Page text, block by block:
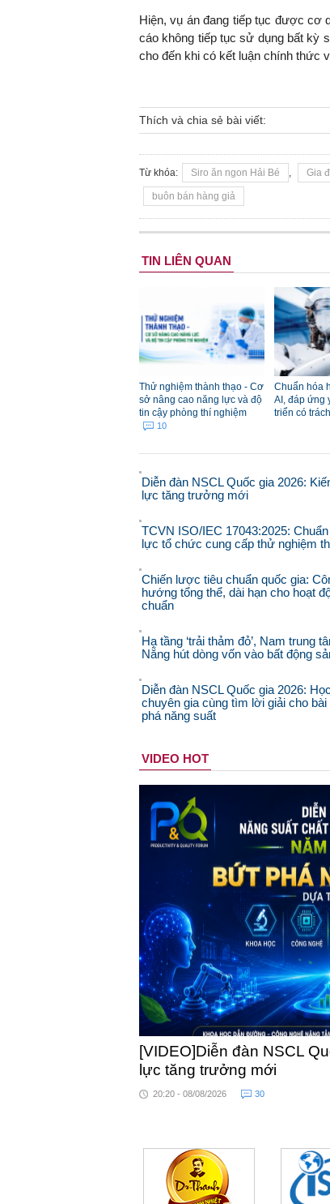
Hiện, vụ án đang tiếp tục được cơ
cáo không tiếp tục sử dụng bất kỳ
cho đến khi có kết luận chính thức
Thích và chia sẻ bài viết:
Từ khóa: Siro ăn ngon Hải Bé , Gia
buôn bán hàng giả
TIN LIÊN QUAN
Thử nghiệm thành thạo - Cơ
sở nâng cao năng lực và độ
tin cậy phòng thí nghiệm
10
Chuẩn hóa
AI, đáp ứng
triển có
Diễn đàn NSCL Quốc gia 2026:
lực tăng trưởng mới
TCVN ISO/IEC 17043:2025:
lực tổ chức cung cấp thử nghiệm
Chiến lược tiêu chuẩn quốc gia:
hướng tổng thể, dài hạn cho hoạt
chuẩn
Hạ tầng ‘trải thảm đỏ’, Nam trung
Nẵng hút dòng vốn vào bất động
Diễn đàn NSCL Quốc gia 2026:
chuyên gia cùng tìm lời giải cho
phá năng suất
VIDEO HOT
[VIDEO]Diễn đàn NSCL
lực tăng trưởng mới
20:20 - 08/08/2026 30